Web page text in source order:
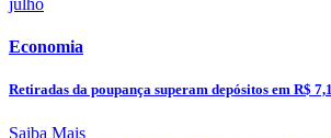
Economia
Retiradas da poupança superam depósitos em R$
Saiba Mais